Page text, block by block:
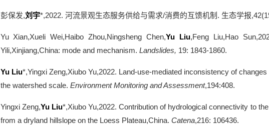
彭保发,刘宇*,2022. 河流景观生态服务供给与需求/消费的互馈机制 . 生态学报
Yu Xian,Xueli Wei,Haibo Zhou,Ningsheng Chen,Yu Liu,Feng Liu,Hao
Yili,Xinjiang,China: mode and mechanism. Landslides, 19: 1843-1860.
Yu Liu*,Yingxi Zeng,Xiubo Yu,2022. Land‑use‑mediated inconsistency of
the watershed scale. Environment Monitoring and Assessment,194:408.
Yingxi Zeng,Yu Liu*,Xiubo Yu,2022. Contribution of hydrological connectivity to
from a dryland hillslope on the Loess Plateau,China. Catena,216: 106436.